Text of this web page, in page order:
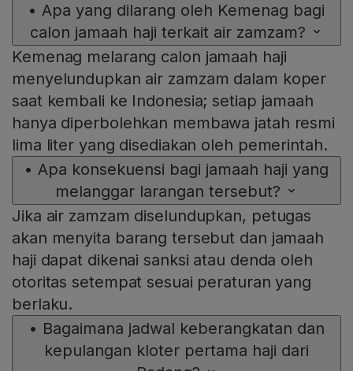
• Apa yang dilarang oleh Kemenag bagi
calon jamaah haji terkait air zamzam?
Kemenag melarang calon jamaah haji
menyelundupkan air zamzam dalam koper
saat kembali ke Indonesia; setiap jamaah
hanya diperbolehkan membawa jatah resmi
lima liter yang disediakan oleh pemerintah.
• Apa konsekuensi bagi jamaah haji yang
melanggar larangan tersebut?
Jika air zamzam diselundupkan, petugas
akan menyita barang tersebut dan jamaah
haji dapat dikenai sanksi atau denda oleh
otoritas setempat sesuai peraturan yang
berlaku.
• Bagaimana jadwal keberangkatan dan
kepulangan kloter pertama haji dari